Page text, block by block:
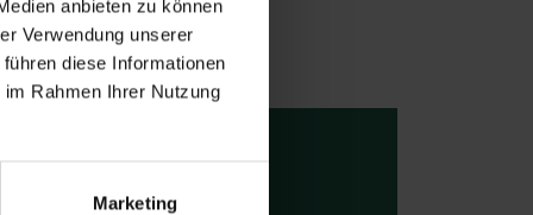
anbieten zu können
Verwendung unserer
diese Informationen
Rahmen Ihrer Nutzung
Marketing